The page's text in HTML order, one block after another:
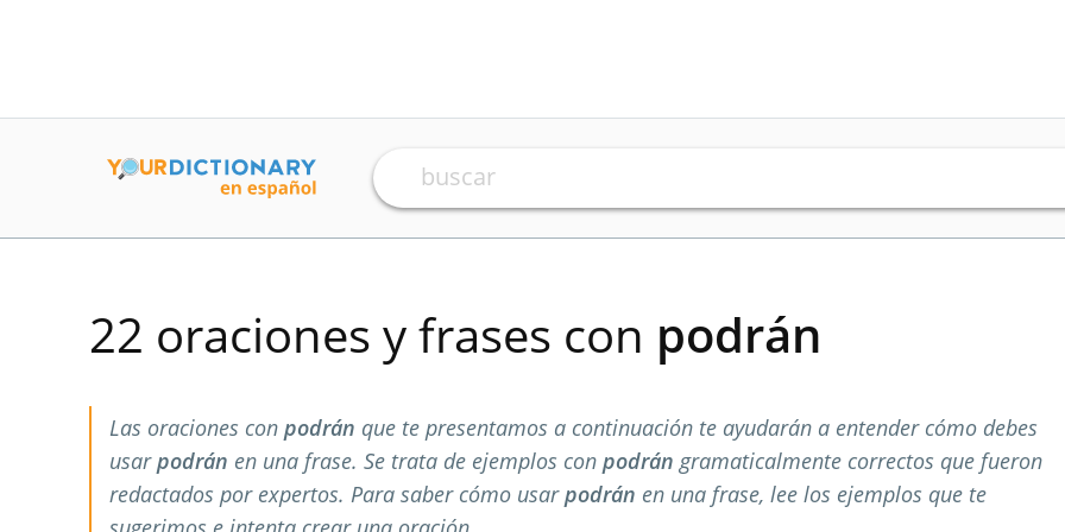
22 oraciones y frases con podrán
Las oraciones con podrán que te presentamos a continuación te ayudarán a entender cómo debes
usarpodrán en una frase. Se trata de ejemplos con podrán gramaticalmente correctos que fueron
redactados por expertos. Para saber cómo usarpodrán en una frase, lee los ejemplos que te